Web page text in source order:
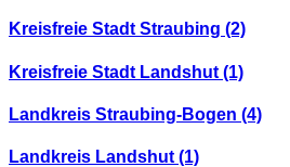
Kreisfreie Stadt Straubing (2)
Kreisfreie Stadt Landshut (1)
Landkreis Straubing-Bogen (4)
Landkreis Landshut (1)